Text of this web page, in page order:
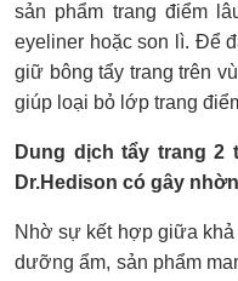
sản phẩm trang điểm
eyeliner hoặc son lì. Để
giữ bông tẩy trang trên
giúp loại bỏ lớp trang
Dung dịch tẩy trang 2
Dr.Hedison có gây
Nhờ sự kết hợp giữa khả
dưỡng ẩm, sản phẩm